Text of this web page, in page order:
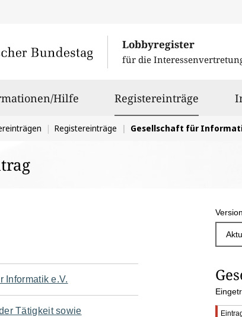
Lobbyregister
für die
Hilfe Registereinträge
Registereinträge Gesellschaft für
Informatik e.V.
Tätigkeit sowie
S
e
W